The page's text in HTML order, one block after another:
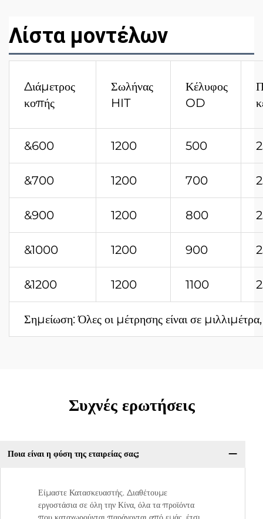
Λίστα μοντέλων
Διάμετρος
κοπής
Σωλήνας
HIT
Κέλυφος
OD
&600 1200 500
&700 1200 700
&900 1200 800
&1000 1200 900
&1200 1200 1100
Σημείωση: Όλες οι μέτρησης είναι σε
Συχνές ερωτήσεις
Ποια είναι η φύση της εταιρείας σας;
Είμαστε Κατασκευαστής. Διαθέτουμε
εργοστάσια σε όλη την Κίνα, όλα τα προϊόντα